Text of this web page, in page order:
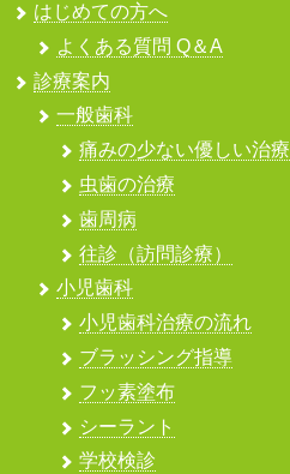
はじめての方へ
よくある質問 Q＆A
診療案内
一般歯科
痛みの少ない優しい治療
虫歯の治療
歯周病
往診（訪問診療）
小児歯科
小児歯科治療の流れ
ブラッシング指導
フッ素塗布
シーラント
学校検診